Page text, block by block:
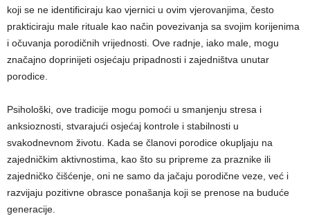
koji se ne identificiraju kao vjernici u ovim vjerovanjima, često
prakticiraju male rituale kao način povezivanja sa svojim korijenima
i očuvanja porodičnih vrijednosti. Ove radnje, iako male, mogu
značajno doprinijeti osjećaju pripadnosti i zajedništva unutar
porodice.
Psihološki, ove tradicije mogu pomoći u smanjenju stresa i
anksioznosti, stvarajući osjećaj kontrole i stabilnosti u
svakodnevnom životu. Kada se članovi porodice okupljaju na
zajedničkim aktivnostima, kao što su pripreme za praznike ili
zajedničko čišćenje, oni ne samo da jačaju porodične veze, već i
razvijaju pozitivne obrasce ponašanja koji se prenose na buduće
generacije.